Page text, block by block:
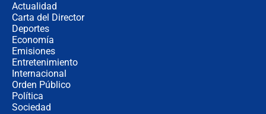
Actualidad
Carta del Director
Deportes
Economía
Emisiones
Entretenimiento
Internacional
Orden Público
Política
Sociedad